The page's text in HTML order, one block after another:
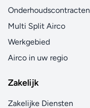
Onderhoudscontracten
Multi Split Airco
Werkgebied
Airco in uw regio
Zakelijk
Zakelijke Diensten